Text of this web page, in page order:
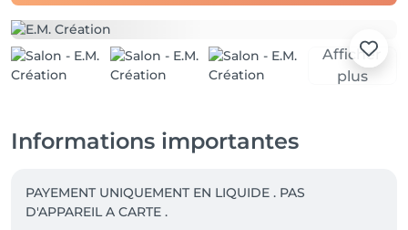
Afficher
plus
Informations importantes
PAYEMENT UNIQUEMENT EN LIQUIDE . PAS
D'APPAREIL A CARTE .